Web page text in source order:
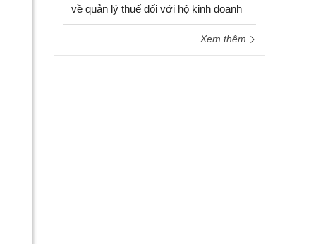
về quản lý thuế đối với hộ kinh doanh
Xem thêm